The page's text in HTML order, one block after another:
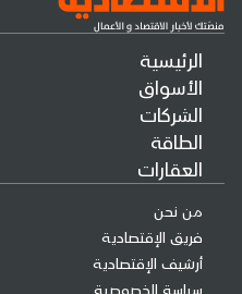
الرئيسية
الأسواق
الشركات
الطاقة
العقارات
من نحن
فريق الإقتصادية
أرشيف الإقتصادية
سياسة الخصوصية